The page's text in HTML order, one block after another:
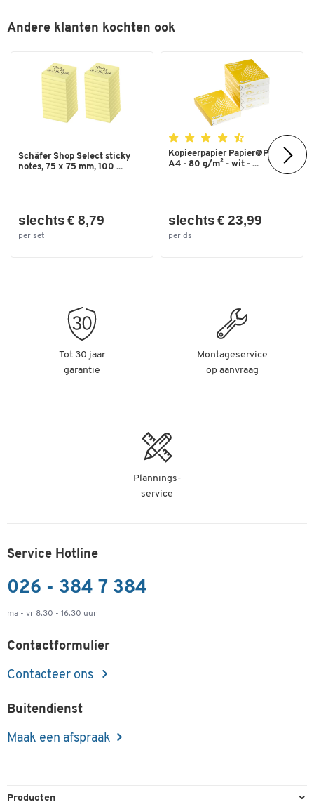
Andere klanten kochten ook
Schäfer Shop Select sticky
notes, 75 x 75 mm, 100 ...
slechts € 8,79
per set
Kopieerpapier Papier@Print -
A4 - 80 g/m² - wit - ...
slechts € 23,99
per ds
Tot 30 jaar
garantie
Montageservice
op aanvraag
Plannings-
service
Service Hotline
026 - 384 7 384
ma - vr 8.30 - 16.30 uur
Contactformulier
Contacteer ons
Buitendienst
Maak een afspraak
Producten